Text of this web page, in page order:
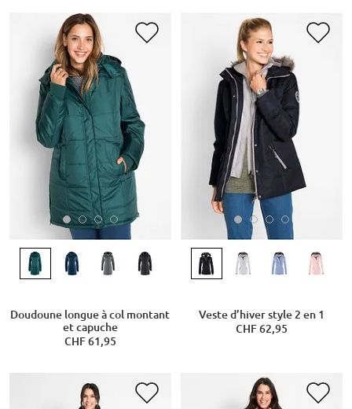
Doudoune longue à col montant
et capuche
CHF 61,95
Veste d’hiver style 2 en 1
CHF 62,95